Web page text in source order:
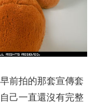
前拍的那套宣傳套
己一直還沒有完整